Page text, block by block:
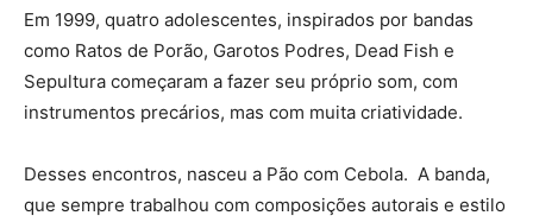
Em 1999, quatro adolescentes, inspirados por bandas
como Ratos de Porão, Garotos Podres, Dead Fish e
Sepultura começaram a fazer seu próprio som, com
instrumentos precários, mas com muita criatividade.
Desses encontros, nasceu a Pão com Cebola. A banda,
que sempre trabalhou com composições autorais e estilo